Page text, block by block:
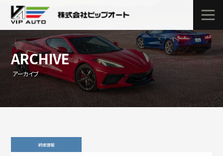
ARCHIVE
アーカイブ
納車情報